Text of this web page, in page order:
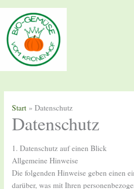
Zum
Inhalt
springen
Start Datenschutz
Datenschutz
1. Datenschutz auf einen Blick
Allgemeine Hinweise
Die folgenden Hinweise geben einen
darüber, was mit Ihren